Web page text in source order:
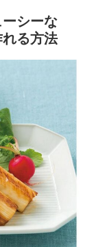
シーな
れる方法